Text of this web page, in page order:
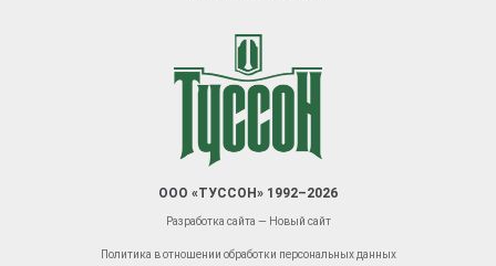
ООО «ТУССОН» 1992–2026
Разработка сайта — Новый сайт
Политика в отношении обработки персональных данных